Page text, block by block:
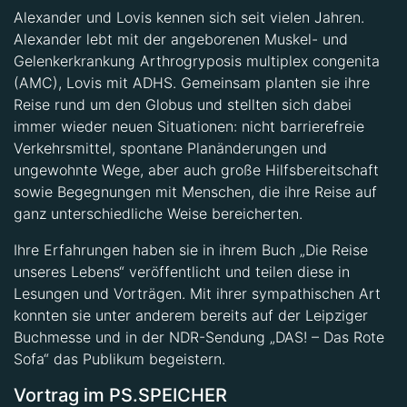
Alexander und Lovis kennen sich seit vielen Jahren.
Alexander lebt mit der angeborenen Muskel- und
Gelenkerkrankung Arthrogryposis multiplex congenita
(AMC), Lovis mit ADHS. Gemeinsam planten sie ihre
Reise rund um den Globus und stellten sich dabei
immer wieder neuen Situationen: nicht barrierefreie
Verkehrsmittel, spontane Planänderungen und
ungewohnte Wege, aber auch große Hilfsbereitschaft
sowie Begegnungen mit Menschen, die ihre Reise auf
ganz unterschiedliche Weise bereicherten.
Ihre Erfahrungen haben sie in ihrem Buch „Die Reise
unseres Lebens“ veröffentlicht und teilen diese in
Lesungen und Vorträgen. Mit ihrer sympathischen Art
konnten sie unter anderem bereits auf der Leipziger
Buchmesse und in der NDR-Sendung „DAS! – Das Rote
Sofa“ das Publikum begeistern.
Vortrag im PS.SPEICHER